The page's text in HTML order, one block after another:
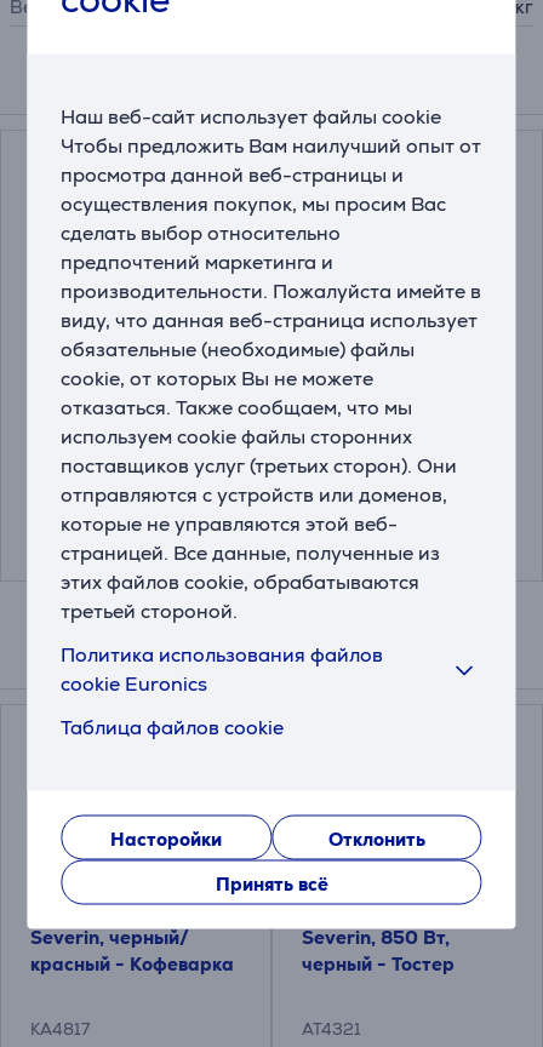
Наш веб-сайт использует файлы cookie
Чтобы предложить Вам наилучший опыт от
просмотра данной веб-страницы и
осуществления покупок, мы просим Вас
сделать выбор относительно
предпочтений маркетинга и
производительности. Пожалуйста имейте в
виду, что данная веб-страница использует
обязательные (необходимые) файлы
cookie, от которых Вы не можете
отказаться. Также сообщаем, что мы
используем cookie файлы сторонних
поставщиков услуг (третьих сторон). Они
отправляются с устройств или доменов,
которые не управляются этой веб-
страницей. Все данные, полученные из
этих файлов cookie, обрабатываются
третьей стороной.
Политика использования файлов
cookie Euronics
Таблица файлов cookie
Насторойки
Отклонить
Принять всё
Вес 0,8 кг
Bosch Siemens, 6 шт. -
Таблетки для очистки
от накипи
Цена:
15.99 €
Melitta Anti Calc Bio,
250 мл - Средство для
удаления накипи
4006508217700
Цена:
4.99 €
Подходящие товары
Severin, черный/
красный - Кофеварка
KA4817
Severin, 850 Вт,
черный - Тостер
AT4321